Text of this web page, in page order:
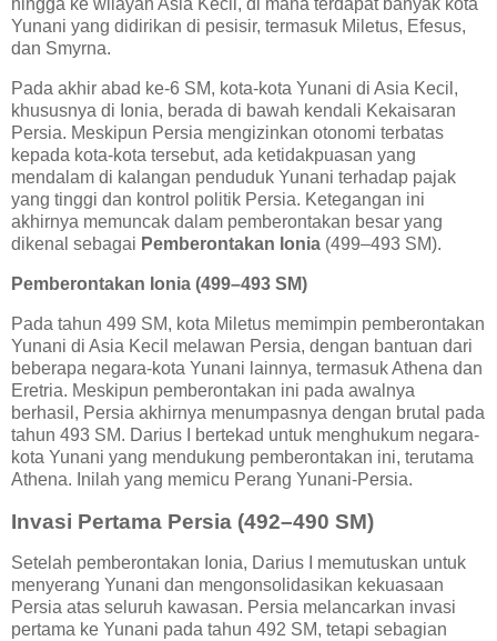
hingga ke wilayah Asia Kecil, di mana terdapat banyak kota
Yunani yang didirikan di pesisir, termasuk Miletus, Efesus,
dan Smyrna.
Pada akhir abad ke-6 SM, kota-kota Yunani di Asia Kecil,
khususnya di Ionia, berada di bawah kendali Kekaisaran
Persia. Meskipun Persia mengizinkan otonomi terbatas
kepada kota-kota tersebut, ada ketidakpuasan yang
mendalam di kalangan penduduk Yunani terhadap pajak
yang tinggi dan kontrol politik Persia. Ketegangan ini
akhirnya memuncak dalam pemberontakan besar yang
dikenal sebagai Pemberontakan Ionia (499–493 SM).
Pemberontakan Ionia (499–493 SM)
Pada tahun 499 SM, kota Miletus memimpin pemberontakan
Yunani di Asia Kecil melawan Persia, dengan bantuan dari
beberapa negara-kota Yunani lainnya, termasuk Athena dan
Eretria. Meskipun pemberontakan ini pada awalnya
berhasil, Persia akhirnya menumpasnya dengan brutal pada
tahun 493 SM. Darius I bertekad untuk menghukum negara-
kota Yunani yang mendukung pemberontakan ini, terutama
Athena. Inilah yang memicu Perang Yunani-Persia.
Invasi Pertama Persia (492–490 SM)
Setelah pemberontakan Ionia, Darius I memutuskan untuk
menyerang Yunani dan mengonsolidasikan kekuasaan
Persia atas seluruh kawasan. Persia melancarkan invasi
pertama ke Yunani pada tahun 492 SM, tetapi sebagian